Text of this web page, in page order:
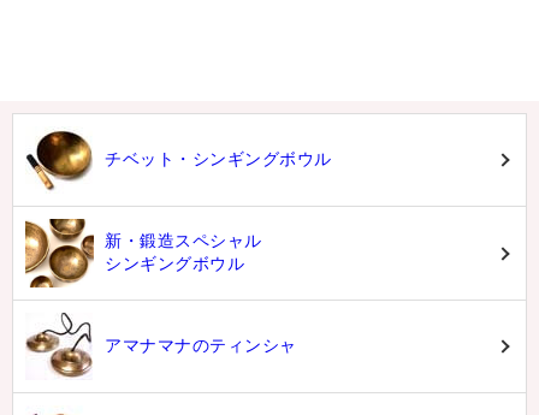
チベット・シンギングボウル
新・鍛造スペシャル
シンギングボウル
アマナマナのティンシャ